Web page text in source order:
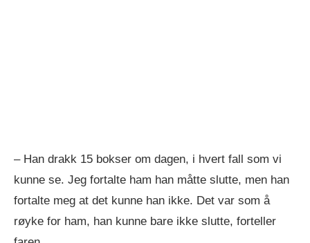
– Han drakk 15 bokser om dagen, i hvert fall som vi
kunne se. Jeg fortalte ham han måtte slutte, men han
fortalte meg at det kunne han ikke. Det var som å
røyke for ham, han kunne bare ikke slutte, forteller